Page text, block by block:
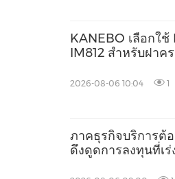
KANEBO เลือกใ
IM812 สำหรับฝา
2026-08-06 10:04 1
ภาคธุรกิจบริการต้
ดึงดูดการลงทุนที่เ